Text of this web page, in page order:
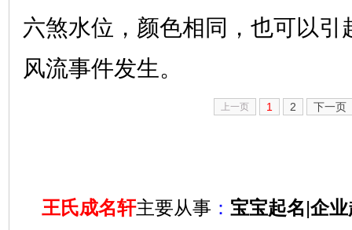
六煞水位，颜色相同，也可以引
风流事件发生。
上一页 1 2 下一页
王氏成名轩主要从事 ： 宝宝起名|企